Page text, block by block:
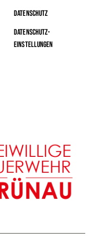
Datenschutz
Datenschutz-
Einstellungen